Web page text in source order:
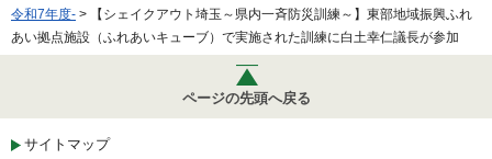
令和7年度- > 【シェイクアウト埼玉～県内一斉防災訓練～】東部地域振興ふれ
あい拠点施設（ふれあいキューブ）で実施された訓練に白土幸仁議長が参加
ページの先頭へ戻る
サイトマップ